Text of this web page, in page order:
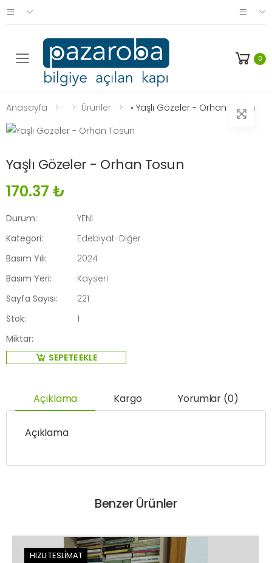
0
Anasayfa Ürünler • Yaşlı Gözeler - Orhan Tosun
Yaşlı Gözeler - Orhan Tosun
170.37 ₺
Durum:
YENİ
Kategori:
Edebiyat-Diğer
Basım Yılı:
2024
Basım Yeri:
Kayseri
Sayfa Sayısı:
221
Stok:
1
Miktar:
SEPETE EKLE
Açıklama Kargo Yorumlar (0)
Açıklama
Benzer Ürünler
HIZLI TESLİMAT